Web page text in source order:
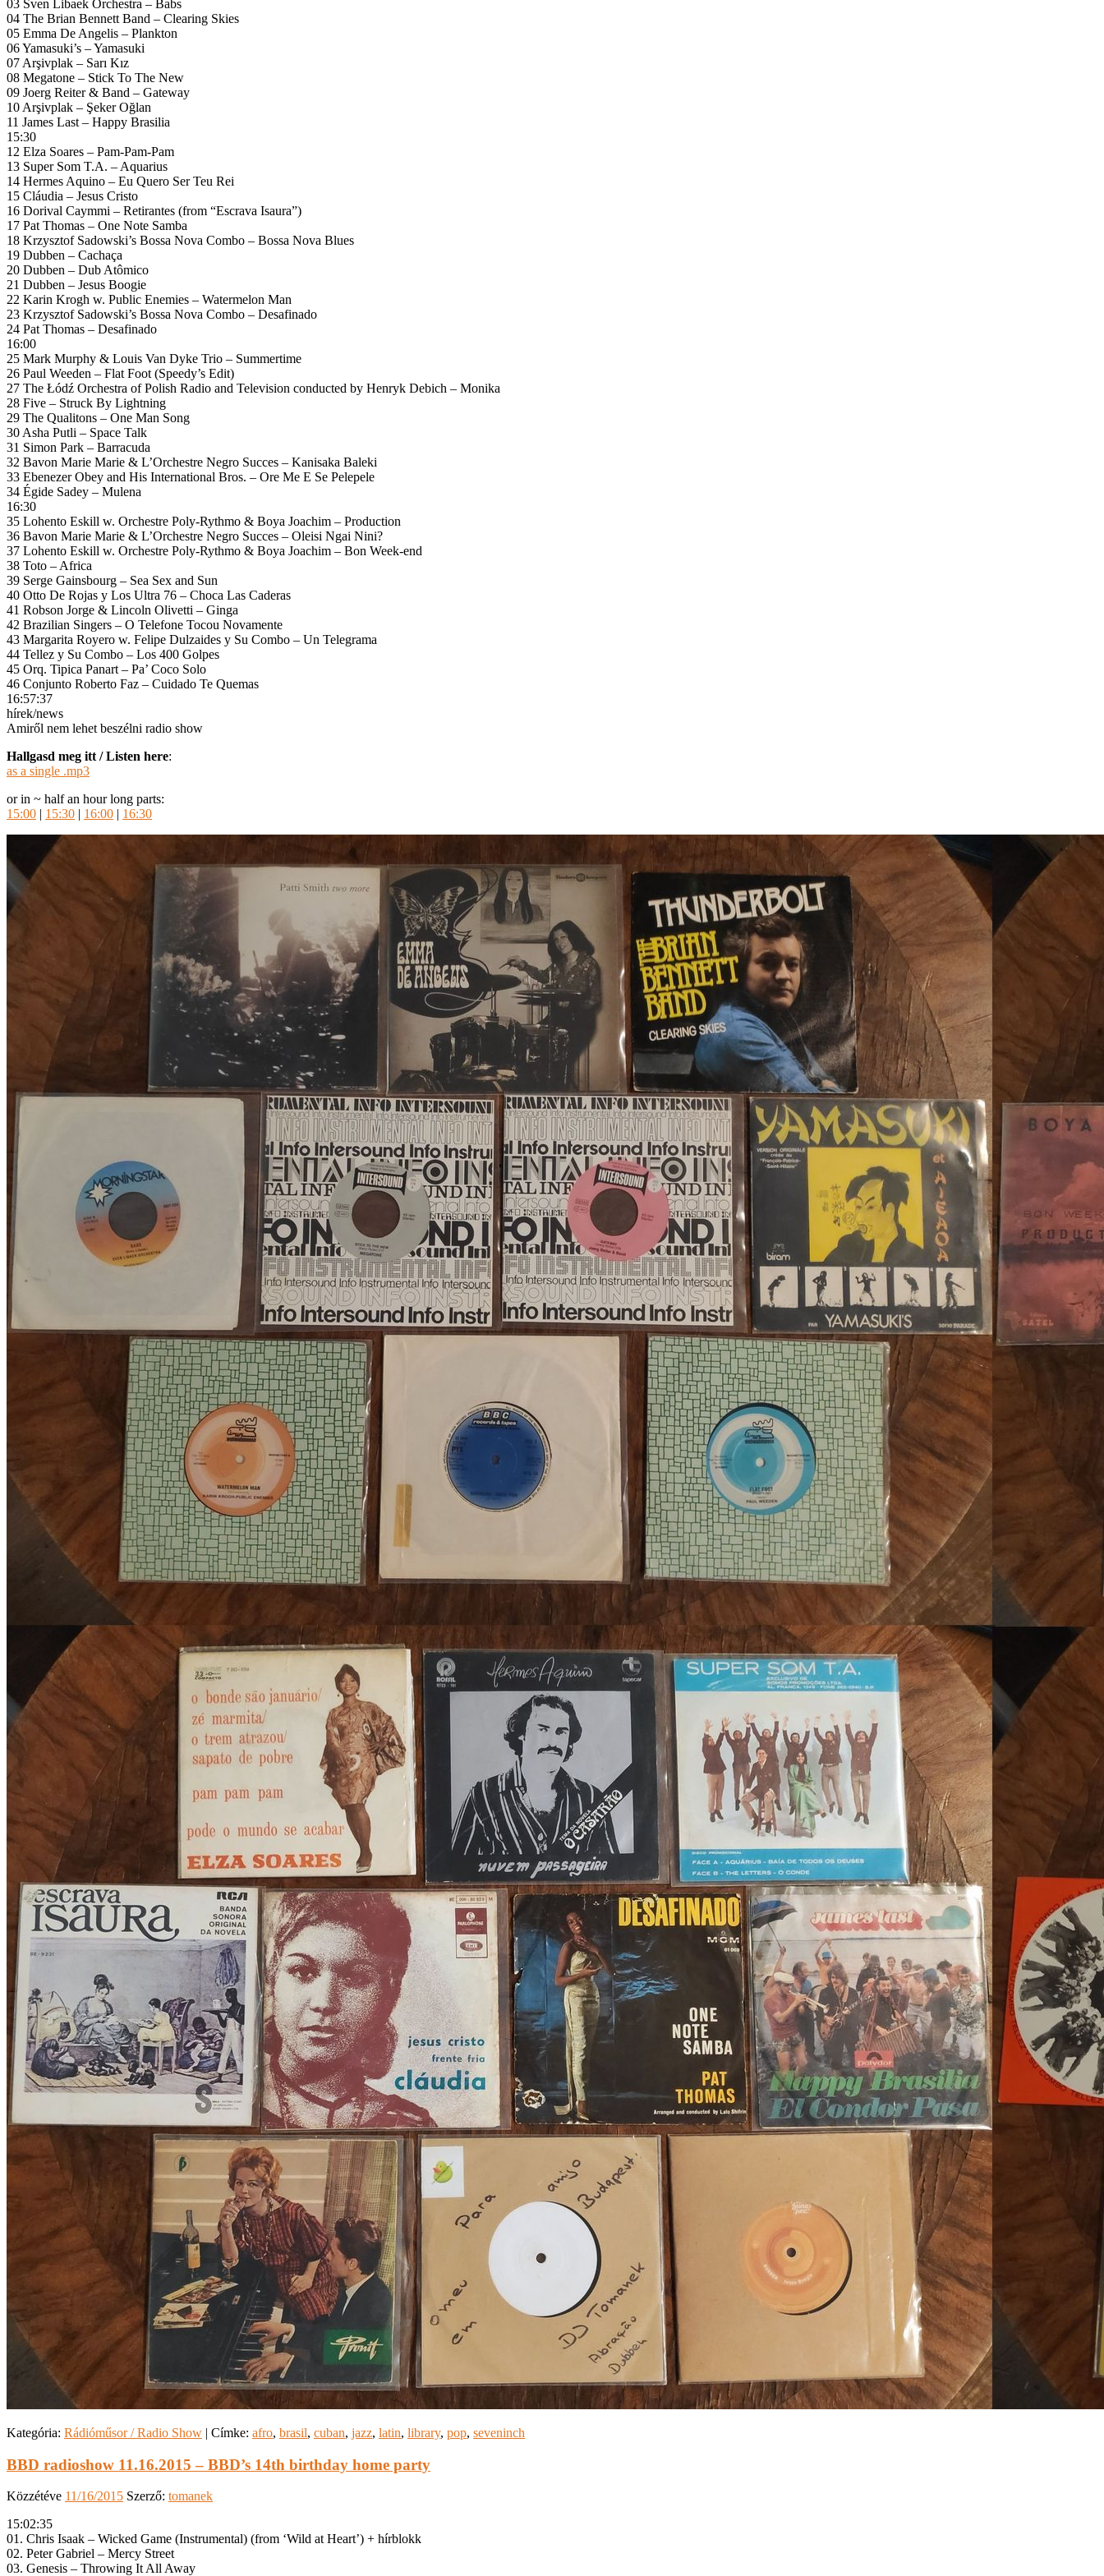
03 Sven Libaek Orchestra – Babs
04 The Brian Bennett Band – Clearing Skies
05 Emma De Angelis – Plankton
06 Yamasuki’s – Yamasuki
07 Arşivplak – Sarı Kız
08 Megatone – Stick To The New
09 Joerg Reiter & Band – Gateway
10 Arşivplak – Şeker Oğlan
11 James Last – Happy Brasilia
15:30
12 Elza Soares – Pam-Pam-Pam
13 Super Som T.A. – Aquarius
14 Hermes Aquino – Eu Quero Ser Teu Rei
15 Cláudia – Jesus Cristo
16 Dorival Caymmi – Retirantes (from “Escrava Isaura”)
17 Pat Thomas – One Note Samba
18 Krzysztof Sadowski’s Bossa Nova Combo – Bossa Nova Blues
19 Dubben – Cachaça
20 Dubben – Dub Atômico
21 Dubben – Jesus Boogie
22 Karin Krogh w. Public Enemies – Watermelon Man
23 Krzysztof Sadowski’s Bossa Nova Combo – Desafinado
24 Pat Thomas – Desafinado
16:00
25 Mark Murphy & Louis Van Dyke Trio – Summertime
26 Paul Weeden – Flat Foot (Speedy’s Edit)
27 The Łódź Orchestra of Polish Radio and Television conducted by Henryk Debich – Monika
28 Five – Struck By Lightning
29 The Qualitons – One Man Song
30 Asha Putli – Space Talk
31 Simon Park – Barracuda
32 Bavon Marie Marie & L’Orchestre Negro Succes – Kanisaka Baleki
33 Ebenezer Obey and His International Bros. – Ore Me E Se Pelepele
34 Égide Sadey – Mulena
16:30
35 Lohento Eskill w. Orchestre Poly-Rythmo & Boya Joachim – Production
36 Bavon Marie Marie & L’Orchestre Negro Succes – Oleisi Ngai Nini?
37 Lohento Eskill w. Orchestre Poly-Rythmo & Boya Joachim – Bon Week-end
38 Toto – Africa
39 Serge Gainsbourg – Sea Sex and Sun
40 Otto De Rojas y Los Ultra 76 – Choca Las Caderas
41 Robson Jorge & Lincoln Olivetti – Ginga
42 Brazilian Singers – O Telefone Tocou Novamente
43 Margarita Royero w. Felipe Dulzaides y Su Combo – Un Telegrama
44 Tellez y Su Combo – Los 400 Golpes
45 Orq. Tipica Panart – Pa’ Coco Solo
46 Conjunto Roberto Faz – Cuidado Te Quemas
16:57:37
hírek/news
Amiről nem lehet beszélni radio show
Hallgasd meg itt / Listen here:
as a single .mp3
or in ~ half an hour long parts:
15:00 | 15:30 | 16:00 | 16:30
Kategória: Rádióműsor / Radio Show | Címke: afro, brasil, cuban, jazz, latin, library, pop, seveninch
BBD radioshow 11.16.2015 – BBD’s 14th birthday home party
Közzétéve 11/16/2015 Szerző: tomanek
15:02:35
01. Chris Isaak – Wicked Game (Instrumental) (from ‘Wild at Heart’) + hírblokk
02. Peter Gabriel – Mercy Street
03. Genesis – Throwing It All Away